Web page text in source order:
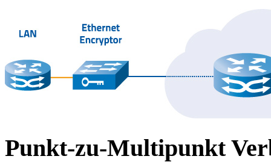
Punkt-zu-Multipunkt